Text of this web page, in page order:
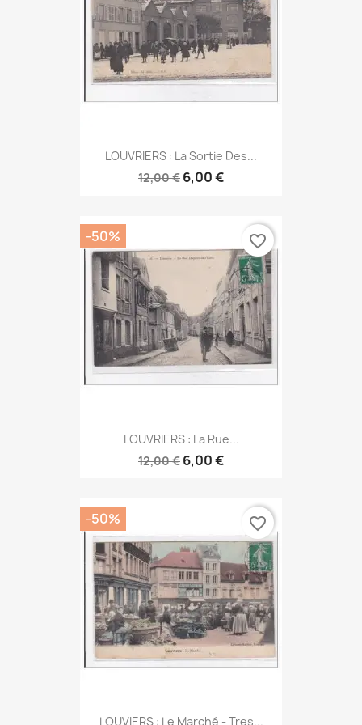
LOUVRIERS : La Sortie Des...
12,00 € 6,00 €
LOUVRIERS : La Rue...
12,00 € 6,00 €
-50% favorite_border
LOUVIERS : Le Marché - Tres...
-50% favorite_border